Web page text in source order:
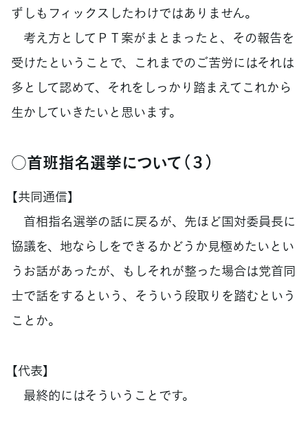
ずしもフィックスしたわけではありません。
考え方としてＰＴ案がまとまったと、その報告を
受けたということで、これまでのご苦労にはそれは
多として認めて、それをしっかり踏まえてこれから
生かしていきたいと思います。
○首班指名選挙について（３）
【共同通信】
首相指名選挙の話に戻るが、先ほど国対委員長に
協議を、地ならしをできるかどうか見極めたいとい
うお話があったが、もしそれが整った場合は党首同
士で話をするという、そういう段取りを踏むという
ことか。
【代表】
最終的にはそういうことです。